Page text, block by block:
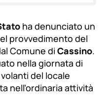
ha denunciato un
provvedimento del
Comune di Cassino.
nella giornata di
del locale
nell’ordinaria attività